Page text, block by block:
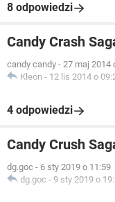
8 odpowiedzi
Candy Crash
candy candy - 27 maj 2014
Kleon - 12 lis 2014 o
4 odpowiedzi
Candy Crush
dg.goc - 6 sty 2019 o 11:59
dg.goc - 9 sty 2019 o